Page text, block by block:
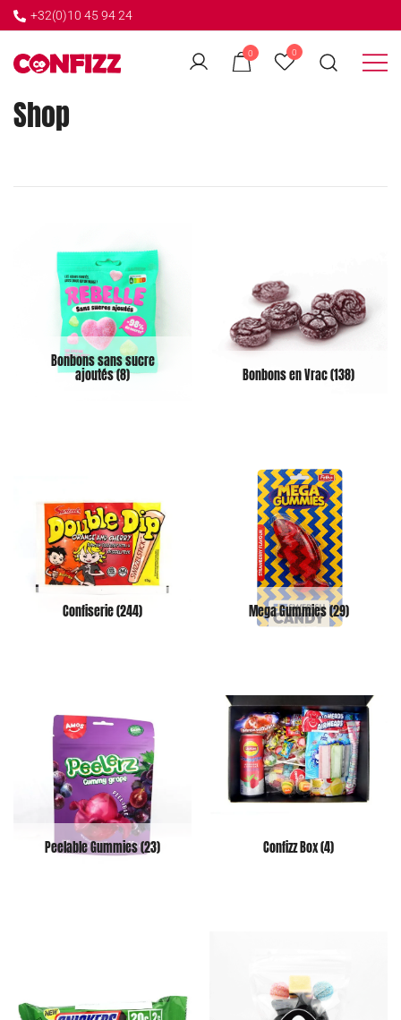
+32(0)10 45 94 24
0 0
Shop
Bonbons sans sucre
ajoutés(8) Bonbons en Vrac(138)
Confiserie(244) Mega Gummies(29)
Peelable Gummies(23) Confizz Box(4)